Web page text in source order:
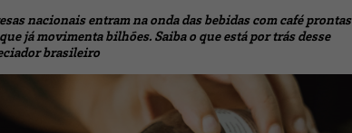
nacionais entram na onda das bebidas com café prontas
já movimenta bilhões. Saiba o que está por trás desse
brasileiro